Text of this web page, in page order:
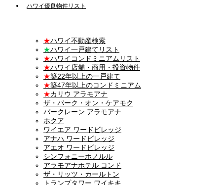
ハワイ優良物件リスト
★ハワイ不動産検索
★ハワイ一戸建てリスト
★ハワイコンドミニアムリスト
★ハワイ店舗・商用・投資物件
★築22年以上の一戸建て
★築47年以上のコンドミニアム
★カリウ アラモアナ
ザ・パーク・オン・ケアモク
パークレーン アラモアナ
ホクア
ワイエア ワードビレッジ
アナハ ワードビレッジ
アエオ ワードビレッジ
シンフォニーホノルル
アラモアナホテル コンド
ザ・リッツ・カールトン
トランプタワー ワイキキ